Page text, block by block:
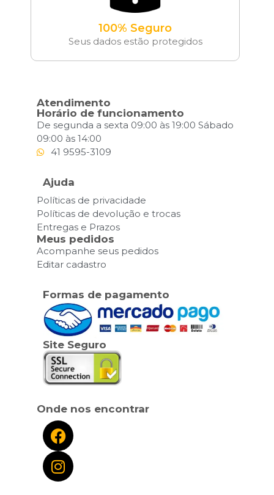
100% Seguro
Seus dados estão protegidos
Atendimento
Horário de funcionamento
De segunda a sexta 09:00 às 19:00 Sábado
09:00 às 14:00
41 9595-3109
Ajuda
Políticas de privacidade
Políticas de devolução e trocas
Entregas e Prazos
Meus pedidos
Acompanhe seus pedidos
Editar cadastro
Formas de pagamento
Site Seguro
Onde nos encontrar